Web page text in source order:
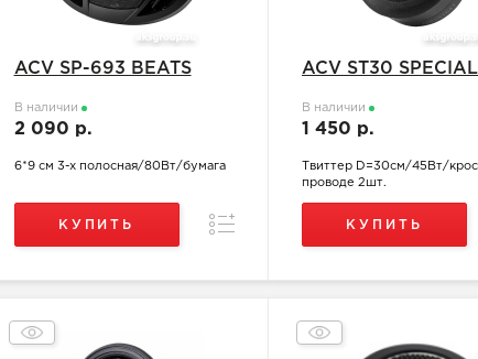
ACV SP-693 BEATS
В наличии
2 090 р.
6*9 см 3-х полосная/80Вт/бумага
КУПИТЬ Сравнение
ACV ST30 SPECIAL
В наличии
1 450 р.
Твиттер D=30см/45Вт/
проводе 2шт.
КУПИТЬ